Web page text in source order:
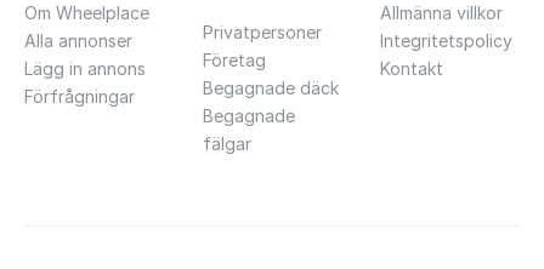
Om Wheelplace
Alla annonser
Lägg in annons
Förfrågningar
Privatpersoner
Företag
Begagnade däck
Begagnade
fälgar
Allmänna villkor
Integritetspolicy
Kontakt